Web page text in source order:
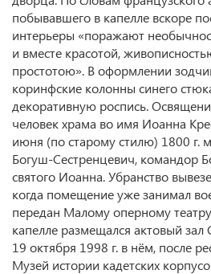
побывавшего в капелле вскоре
интерьеры «поражают
и вместе красотой,
простотою». В оформлении
коринфские колонны синего
декоративную роспись.
человек храма во имя Иоанна
июня (по старому стилю) 1800 г.
Богуш-Сестренцевич, командор
святого Иоанна. Убранство
когда помещение уже занимал
передан Малому оперному
капелле размещался актовый
19 октября 1998 г. в нём, после
Музей истории кадетских